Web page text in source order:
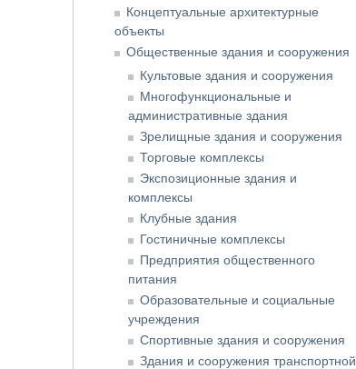
Концептуальные архитектурные
объекты
Общественные здания и сооружения
Культовые здания и сооружения
Многофункциональные и
административные здания
Зрелищные здания и сооружения
Торговые комплексы
Экспозиционные здания и
комплексы
Клубные здания
Гостиничные комплексы
Предприятия общественного
питания
Образовательные и социальные
учреждения
Спортивные здания и сооружения
Здания и сооружения транспортной